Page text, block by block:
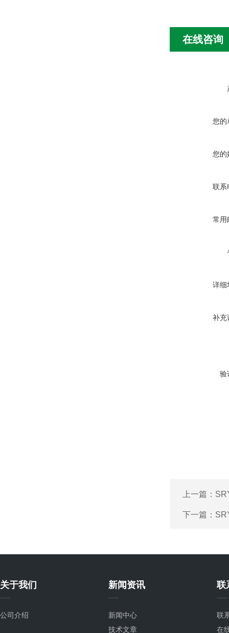
在线咨询
您的
您的
联系
常用
详细
补充
验
上一篇：
下一篇：
关于我们
公司介绍
新闻资讯
新闻中心
技术文章
联
联
在